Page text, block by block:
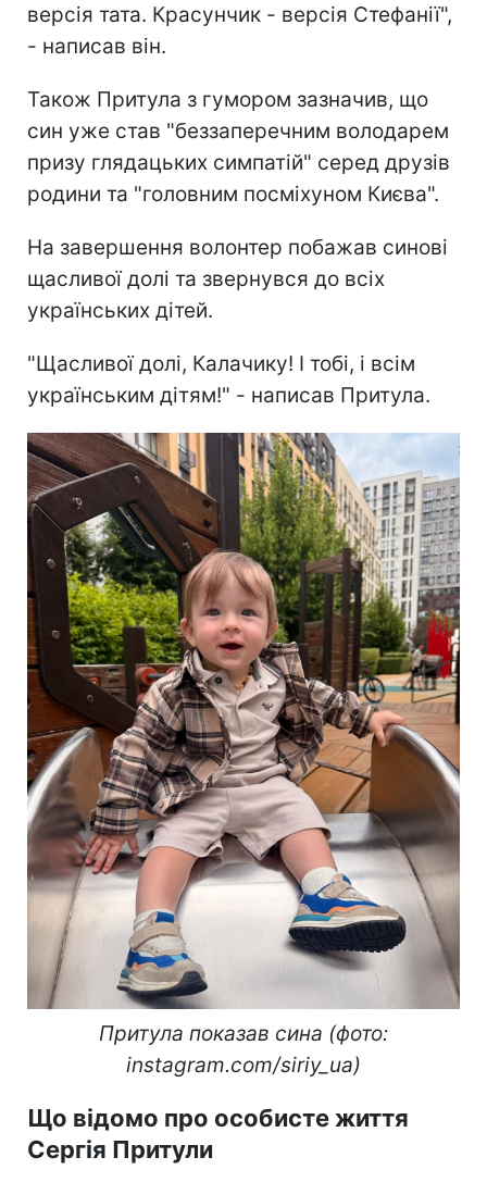
версія тата. Красунчик - версія Стефанії",
- написав він.
Також Притула з гумором зазначив, що
син уже став "беззаперечним володарем
призу глядацьких симпатій" серед друзів
родини та "головним посміхуном Києва".
На завершення волонтер побажав синові
щасливої долі та звернувся до всіх
українських дітей.
"Щасливої долі, Калачику! І тобі, і всім
українським дітям!" - написав Притула.
Притула показав сина (фото:
instagram.com/siriy_ua)
Що відомо про особисте життя
Сергія Притули